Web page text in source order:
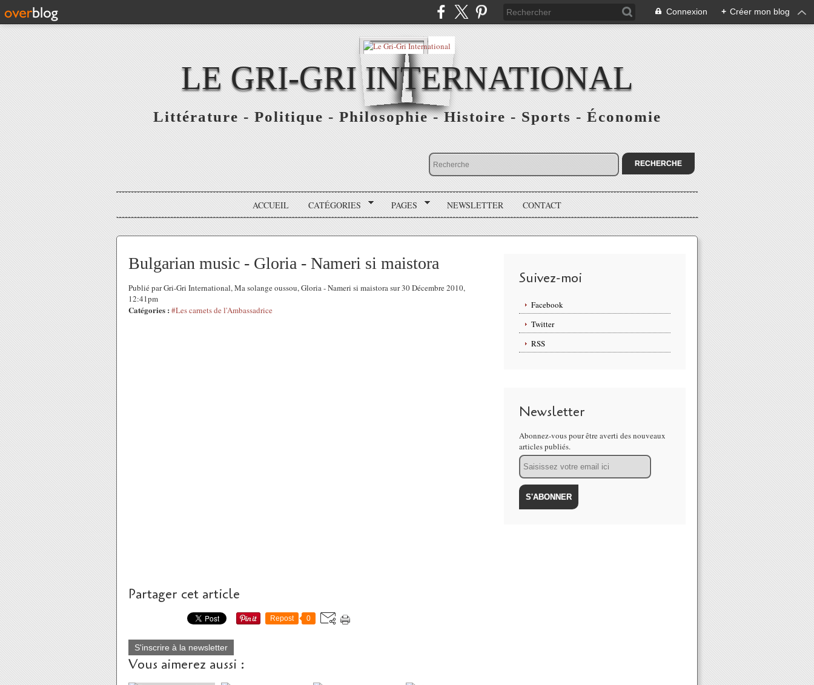
Connexion + Créer mon blog
LE GRI-GRI INTERNATIONAL
Littérature - Politique - Philosophie - Histoire - Sports - Économie
ACCUEIL CATÉGORIES PAGES NEWSLETTER CONTACT
Bulgarian music - Gloria - Nameri si maistora
Publié par Gri-Gri International, Ma solange oussou, Gloria - Nameri si maistora sur 30 Décembre 2010,
12:41pm
Catégories : #Les carnets de l'Ambassadrice
Partager cet article
Repost 0
S'inscrire à la newsletter
Vous aimerez aussi :
Suivez-moi
Facebook
Twitter
RSS
Newsletter
Abonnez-vous pour être averti des nouveaux
articles publiés.
Email